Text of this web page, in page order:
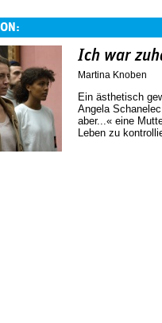
Ich war
Martina Knoben
Ein ästhetisch
Angela
aber...« eine
Leben zu